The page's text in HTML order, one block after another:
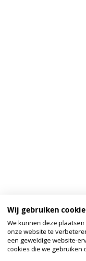
Wij gebruiken
We kunnen deze
onze website te
een geweldige website-
cookies die we gebruiken